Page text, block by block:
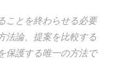
ことを終わらせる必要
法論、提案を比較する
保護する唯一の方法で